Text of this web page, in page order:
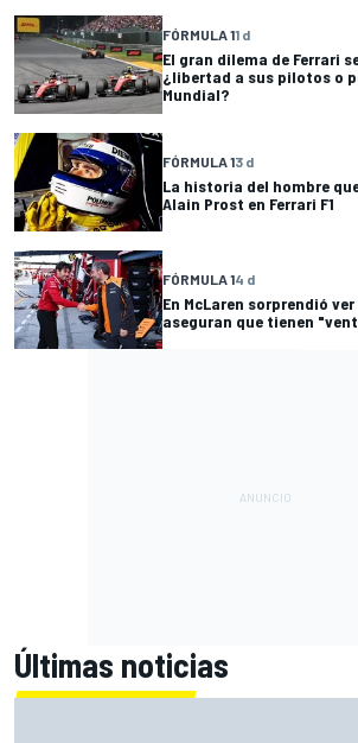
FÓRMULA 11 d
El gran dilema de Ferrari
¿libertad a sus pilotos o
Mundial?
FÓRMULA 13 d
La historia del hombre
Alain Prost en Ferrari F1
FÓRMULA 14 d
En McLaren sorprendió
aseguran que tienen
Últimas noticias